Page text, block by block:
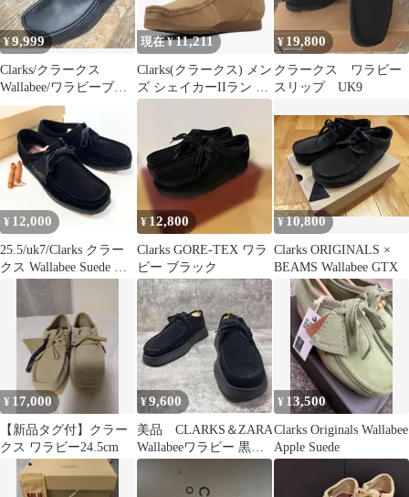
¥9,999
Clarks/クラークス
Wallabee/ワラビーブー
ツ UK9.5
現在 ¥11,211
Clarks(クラークス) メン
ズ シェイカーIIラン モ
カシン
¥ 19,800
クラークス ワラビー
スリップ UK9
¥ 12,000
25.5/uk7/Clarks クラー
クス Wallabee Suede ブ
¥ 12,800
Clarks GORE-TEX ワラ
ビー ブラック
¥10,800
Clarks ORIGINALS ×
BEAMS Wallabee GTX
¥ 17,000
【新品タグ付】クラー
クス ワラビー24.5cm
¥9,600
美品 CLARKS＆ZARA
Wallabeeワラビー 黒
27cm スエード
¥ 13,500
Clarks Originals Wallabee
Apple Suede